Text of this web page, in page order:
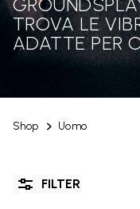
Shop Uomo
TROVA LE
ADATTE PER
FILTER